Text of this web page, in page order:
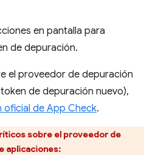
en pantalla para
de depuración.
el proveedor de depuración
de depuración nuevo),
oficial de App Check.
sobre el proveedor de
aplicaciones: